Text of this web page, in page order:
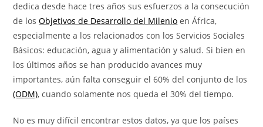
dedica desde hace tres años sus esfuerzos a la consecución
de losObjetivos de Desarrollo del Milenio en África,
especialmente a los relacionados con los Servicios Sociales
Básicos: educación, agua y alimentación y salud. Si bien en
los últimos años se han producido avances muy
importantes, aún falta conseguir el 60% del conjunto de los
(ODM), cuando solamente nos queda el 30% del tiempo.
No es muy difícil encontrar estos datos, ya que los países